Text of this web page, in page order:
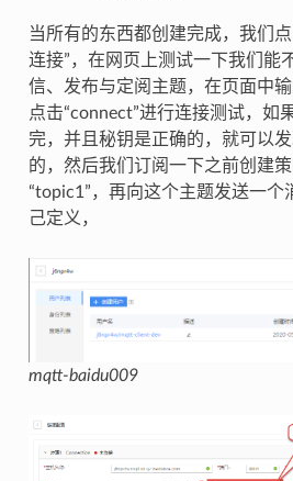
当所有的东西都创建完成，我们
连接”，在网页上测试一下我们能
信、发布与定阅主题，在页面中输
点击“connect”进行连接测试，如
完，并且秘钥是正确的，就可以
的，然后我们订阅一下之前创建
“topic1”，再向这个主题发送一个
己定义，
mqtt-baidu009